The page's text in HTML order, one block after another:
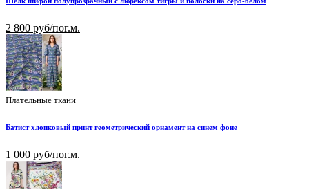
2 800 руб/пог.м.
Плательные ткани
Батист хлопковый принт геометрический орнамент на синем фоне
1 000 руб/пог.м.